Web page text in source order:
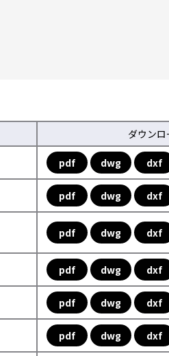
ダウンロ
pdf dwg dxf
pdf dwg dxf
pdf dwg dxf
pdf dwg dxf
pdf dwg dxf
pdf dwg dxf